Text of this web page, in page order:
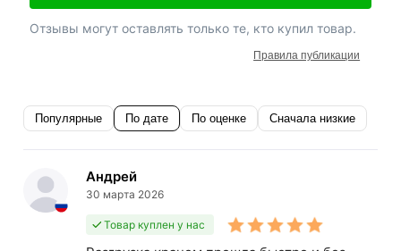
Популярные По дате По оценке Сначала низкие
Андрей
30 марта 2026
Товар куплен у нас
Отзывы могут оставлять только те, кто купил товар.
Правила публикации